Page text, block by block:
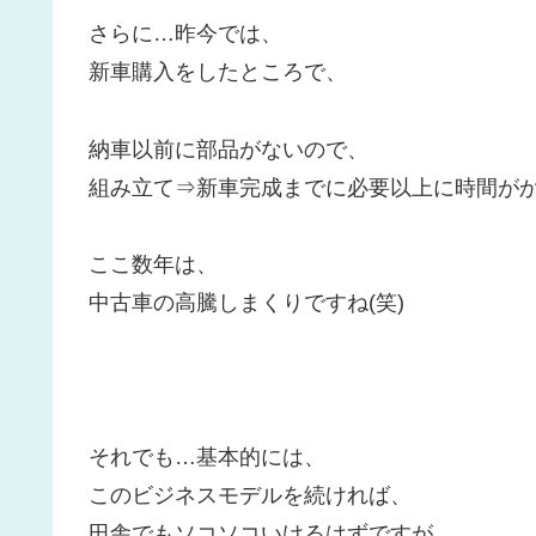
さらに…昨今では、
新車購入をしたところで、
納車以前に部品がないので、
組み立て⇒新車完成までに必要以上に時間が
ここ数年は、
中古車の高騰しまくりですね(笑)
それでも…基本的には、
このビジネスモデルを続ければ、